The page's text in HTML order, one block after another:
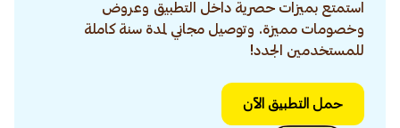
استمتع بميزات حصرية داخل التطبيق وعروض
وخصومات مميزة. وتوصيل مجاني لمدة سنة كاملة
للمستخدمين الجدد!
حمل التطبيق الآن